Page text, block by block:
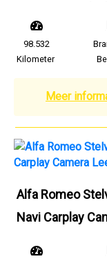
98.532
Kilometer
Meer
Alfa Romeo
Navi Carplay